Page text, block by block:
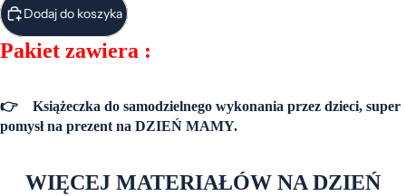
Dodaj do koszyka
Pakiet zawiera :
👉
Książeczka do samodzielnego wykonania przez dzieci, super
pomysł na prezent na DZIEŃ MAMY.
WIĘCEJ MATERIAŁÓW NA DZIEŃ